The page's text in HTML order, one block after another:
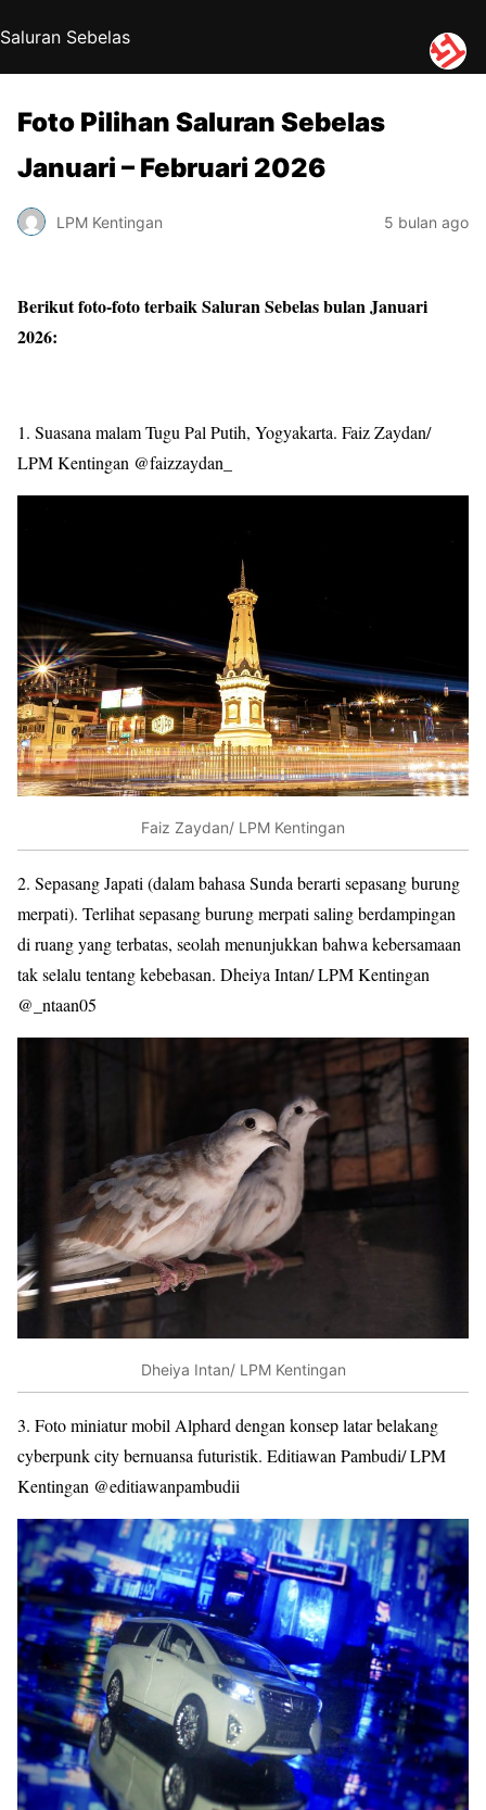
Saluran Sebelas
Foto Pilihan Saluran Sebelas
Januari – Februari 2026
LPM Kentingan 5 bulan ago
Berikut foto-foto terbaik Saluran Sebelas bulan Januari
2026:
1. Suasana malam Tugu Pal Putih, Yogyakarta. Faiz Zaydan/
LPM Kentingan @faizzaydan_
Faiz Zaydan/ LPM Kentingan
2. Sepasang Japati (dalam bahasa Sunda berarti sepasang burung
merpati). Terlihat sepasang burung merpati saling berdampingan
di ruang yang terbatas, seolah menunjukkan bahwa kebersamaan
tak selalu tentang kebebasan. Dheiya Intan/ LPM Kentingan
@_ntaan05
Dheiya Intan/ LPM Kentingan
3. Foto miniatur mobil Alphard dengan konsep latar belakang
cyberpunk city bernuansa futuristik. Editiawan Pambudi/ LPM
Kentingan @editiawanpambudii